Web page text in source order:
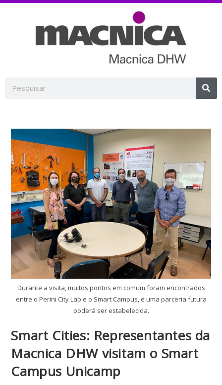
Durante a visita, muitos pontos em comum foram encontrados
entre o Perini City Lab e o Smart Campus, e uma parceria futura
poderá ser estabelecida.
Smart Cities: Representantes da
Macnica DHW visitam o Smart
Campus Unicamp